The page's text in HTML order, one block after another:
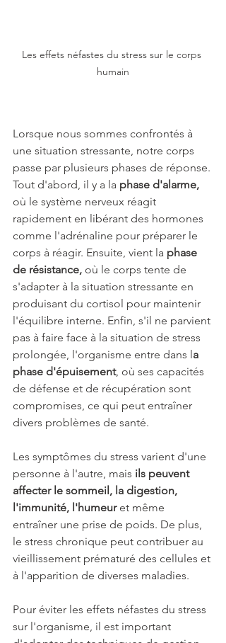
Les effets néfastes du stress sur le corps
humain
Lorsque nous sommes confrontés à
une situation stressante, notre corps
passe par plusieurs phases de réponse.
Tout d'abord, il y a la phase d'alarme,
où le système nerveux réagit
rapidement en libérant des hormones
comme l'adrénaline pour préparer le
corps à réagir. Ensuite, vient la phase
de résistance, où le corps tente de
s'adapter à la situation stressante en
produisant du cortisol pour maintenir
l'équilibre interne. Enfin, s'il ne parvient
pas à faire face à la situation de stress
prolongée, l'organisme entre dans l a
phase d'épuisement, où ses capacités
de défense et de récupération sont
compromises, ce qui peut entraîner
divers problèmes de santé.
Les symptômes du stress varient d'une
personne à l'autre, mais ils peuvent
affecter le sommeil, la digestion,
l'immunité, l'humeur et même
entraîner une prise de poids. De plus,
le stress chronique peut contribuer au
vieillissement prématuré des cellules et
à l'apparition de diverses maladies.
Pour éviter les effets néfastes du stress
sur l'organisme, il est important